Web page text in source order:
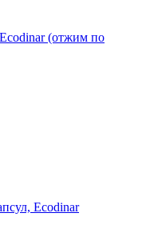
(отжим по